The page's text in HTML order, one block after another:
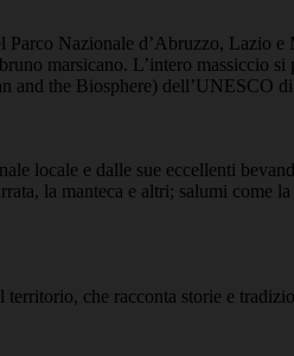
Nazionale d’Abruzzo, Lazio
marsicano. L’intero massiccio
and the Biosphere) dell’UNESCO
locale e dalle sue eccellenti
la manteca e altri; salumi come
che racconta storie e